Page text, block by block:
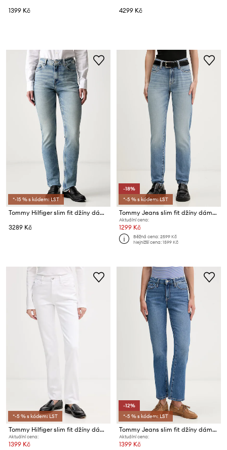
1399 Kč
4299 Kč
*-15 % s kódem: LST
Tommy Hilfiger slim fit džíny dámské
3289 Kč
-18%
*-5 % s kódem: LST
Tommy Jeans slim fit džíny dámské
Aktuální cena:
1299 Kč
Běžná cena:2599 Kč
Nejnižší cena:1599 Kč
*-5 % s kódem: LST
Tommy Hilfiger slim fit džíny dámské
Aktuální cena:
1399 Kč
-12%
*-5 % s kódem: LST
Tommy Jeans slim fit džíny dámské
Aktuální cena:
1399 Kč